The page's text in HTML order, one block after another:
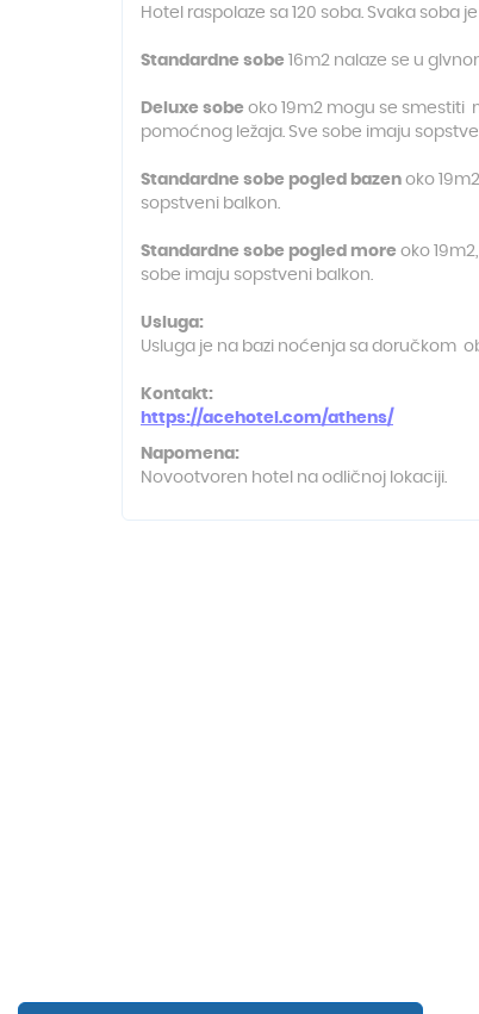
Hotel raspolaze sa 120 soba. Svaka
Standardne sobe 16m2 nalaze se u
Deluxe sobe oko 19m2 mogu se smestiti
pomoćnog ležaja. Sve sobe imaju
Standardne sobe pogled bazen oko
sopstveni balkon.
Standardne sobe pogled more oko
sobe imaju sopstveni balkon.
Usluga:
Usluga je na bazi noćenja sa doručkom
Kontakt:
https://acehotel.com/athens/
Napomena:
Novootvoren hotel na odličnoj lokaciji.